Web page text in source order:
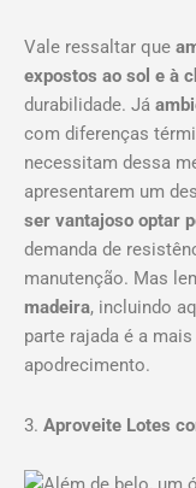
Vale ressaltar que
expostos ao sol e à
durabilidade. Já
com diferenças
necessitam dessa
apresentarem um
ser vantajoso optar
demanda de
manutenção. Mas
madeira, incluindo
parte rajada é a mais
apodrecimento.
3. Aproveite Lotes